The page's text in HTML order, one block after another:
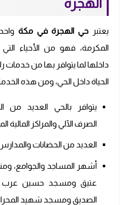
الهجرة
يعتبر حي الهجرة في مكة
المكرمة، فهو من الأحياء
داخلها لما يتوافر بها من
الحياة داخل الحي، ومن هذه
يتوافر بالحي العديد من
الصرف الآلي والمراكز المالية
العديد من الحضانات
أشهر المساجد والجوامع،
عتيق ومسجد حسين عرب
الصديق ومسجد شهيد